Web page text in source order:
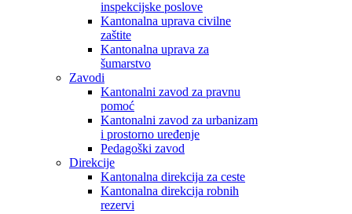
inspekcijske poslove
Kantonalna uprava civilne
zaštite
Kantonalna uprava za
šumarstvo
Zavodi
Kantonalni zavod za pravnu
pomoć
Kantonalni zavod za urbanizam
i prostorno uređenje
Pedagoški zavod
Direkcije
Kantonalna direkcija za ceste
Kantonalna direkcija robnih
rezervi